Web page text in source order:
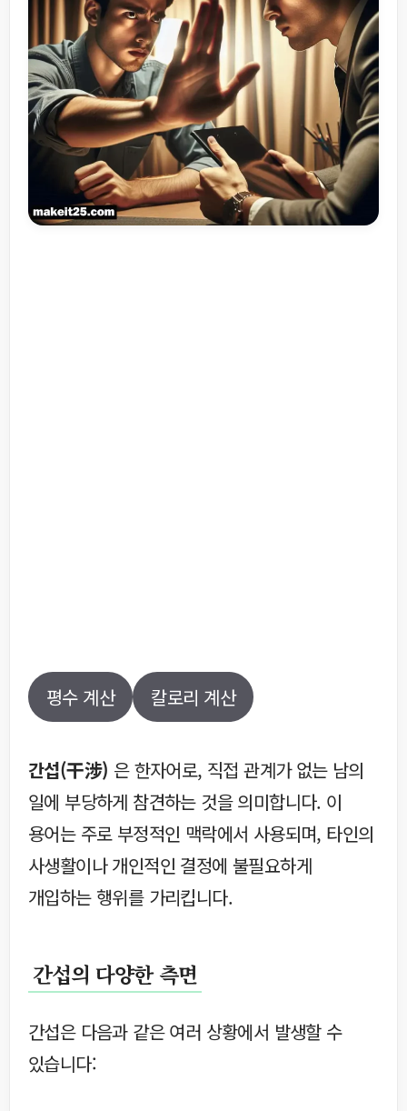
평수 계산 칼로리 계산
간섭(干涉) 은 한자어로, 직접 관계가 없는 남의
일에 부당하게 참견하는 것을 의미합니다. 이
용어는 주로 부정적인 맥락에서 사용되며, 타인의
사생활이나 개인적인 결정에 불필요하게
개입하는 행위를 가리킵니다.
간섭의 다양한 측면
간섭은 다음과 같은 여러 상황에서 발생할 수
있습니다: